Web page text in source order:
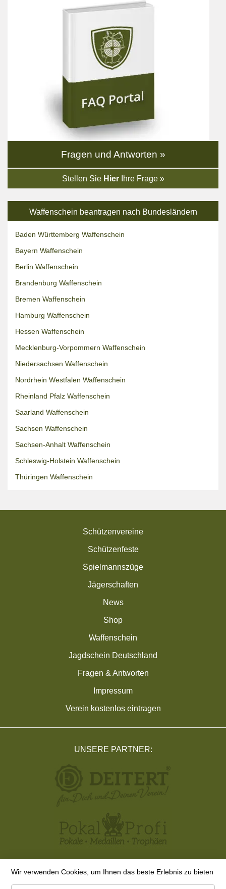
Fragen und Antworten »
Stellen Sie HierIhre Frage »
Waffenschein beantragen nach Bundesländern
Baden Württemberg Waffenschein
Bayern Waffenschein
Berlin Waffenschein
Brandenburg Waffenschein
Bremen Waffenschein
Hamburg Waffenschein
Hessen Waffenschein
Mecklenburg-Vorpommern Waffenschein
Niedersachsen Waffenschein
Nordrhein Westfalen Waffenschein
Rheinland Pfalz Waffenschein
Saarland Waffenschein
Sachsen Waffenschein
Sachsen-Anhalt Waffenschein
Schleswig-Holstein Waffenschein
Thüringen Waffenschein
Schützenvereine
Schützenfeste
Spielmannszüge
Jägerschaften
News
Shop
Waffenschein
Jagdschein Deutschland
Fragen & Antworten
Impressum
Verein kostenlos eintragen
UNSERE PARTNER:
Wir verwenden Cookies, um Ihnen das beste Erlebnis zu bieten